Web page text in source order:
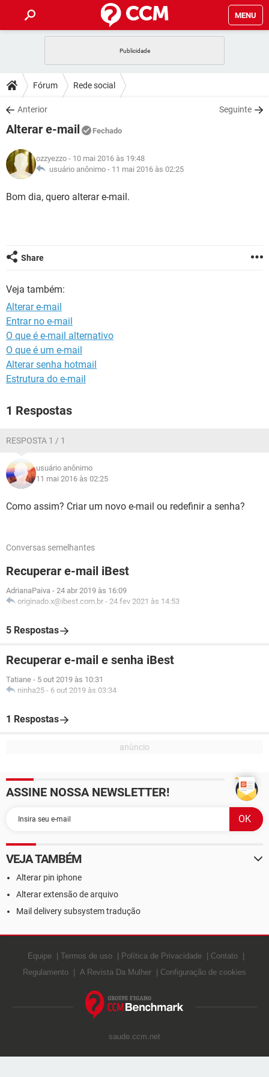
MENU
CELULAR
OUTLOOK
INSTAGRAM
GUIA DE COMPRAS
DICAS
JOGOS
INSTAGRAM GMAIL
GUIA DE COMPRAS
DOWNLOADS
JOGOS
CELULAR
OUTLOOK EXCEL
INSTAGRAM
JOGOS WHATSAPP
CELULAR
OUTLOOK
GLOSSÁRIO
JOGOS
INSTAGRAM
Fórum Rede social
Anterior Seguinte
Alterar e-mail Fechado
ozzyezzo - 10 mai 2016 às 19:48
usuário anônimo - 11 mai 2016 às 02:25
Bom dia, quero alterar e-mail.
Share
Veja também:
Alterar e-mail
Entrar no e-mail
O que é e-mail alternativo
O que é um e-mail
Alterar senha hotmail
Estrutura do e-mail
1 Respostas
RESPOSTA 1 / 1
usuário anônimo
11 mai 2016 às 02:25
Como assim? Criar um novo e-mail ou redefinir a senha?
Conversas semelhantes
Recuperar e-mail iBest
AdrianaPaiva - 24 abr 2019 às 16:09
originado.x@ibest.com.br - 24 fev 2021 às 14:53
5 Respostas
Recuperar e-mail e senha iBest
Tatiane - 5 out 2019 às 10:31
ninha25 - 6 out 2019 às 03:34
1 Respostas
ASSINE NOSSA NEWSLETTER!
VEJA TAMBÉM
Alterar pin iphone
Alterar extensão de arquivo
Mail delivery subsystem tradução
Equipe Termos de uso Política de Privacidade
Contato
Regulamento
A Revista Da Mulher Configuração de cookies
saude.ccm.net